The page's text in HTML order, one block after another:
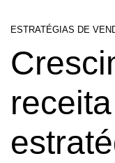
ESTRATÉGIAS DE